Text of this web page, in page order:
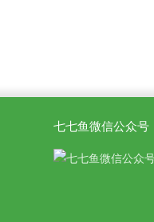
七七鱼微信公众号